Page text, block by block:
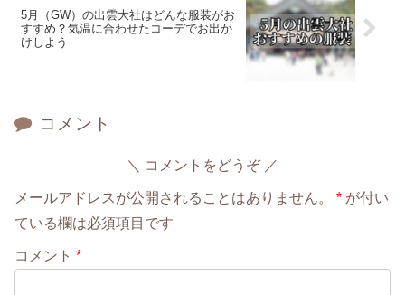
5月（GW）の出雲大社はどんな服装がお
すすめ？気温に合わせたコーデでお出か
けしよう
コメント
コメントをどうぞ
メールアドレスが公開されることはありません。 * が付い
ている欄は必須項目です
コメント *